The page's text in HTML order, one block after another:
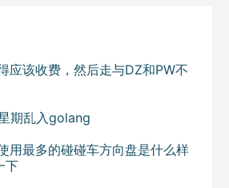
应该收费，然后走与DZ和PW不
期乱入golang
用最多的碰碰车方向盘是什么样
下